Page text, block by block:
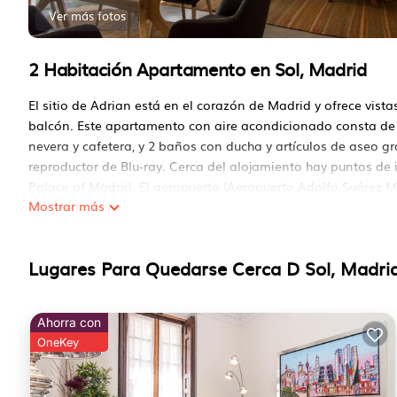
Ver más fotos
2 Habitación Apartamento en Sol, Madrid
El sitio de Adrian está en el corazón de Madrid y ofrece
balcón. Este apartamento con aire acondicionado consta
nevera y cafetera, y 2 baños con ducha y artículos de aseo
reproductor de Blu-ray. Cerca del alojamiento hay puntos
Palace of Madrid. El aeropuerto (Aeropuerto Adolfo Suárez
El sitio de Adrian se encuentra en Madrid.
Estas comodidades incluyen: Aire acondicionado,
propiedad clasificada 4 Star y tiene más de 11 reviews con
encantará.
Puede verificar las revisiones y la descripción de este 2
lugar Alojamiento.io en Madrid. Estos detalles son
Mostrar más
Lugares Para Quedarse Cerca D Sol,
Ahorra con
OneKey